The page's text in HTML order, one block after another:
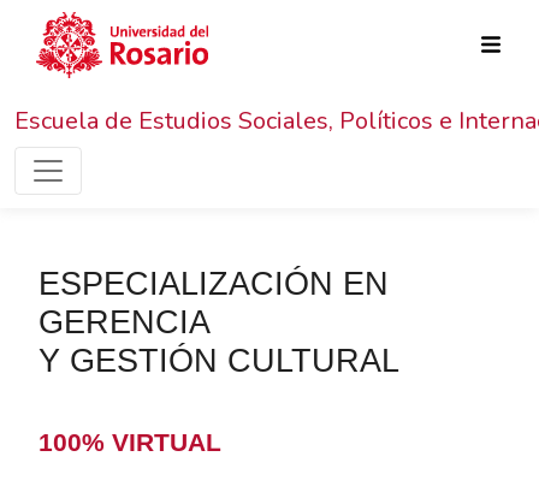
Pasar al contenido principal
Escuela de Estudios Sociales, Políticos e
ESPECIALIZACIÓN EN
GERENCIA
Y GESTIÓN CULTURAL
100% VIRTUAL